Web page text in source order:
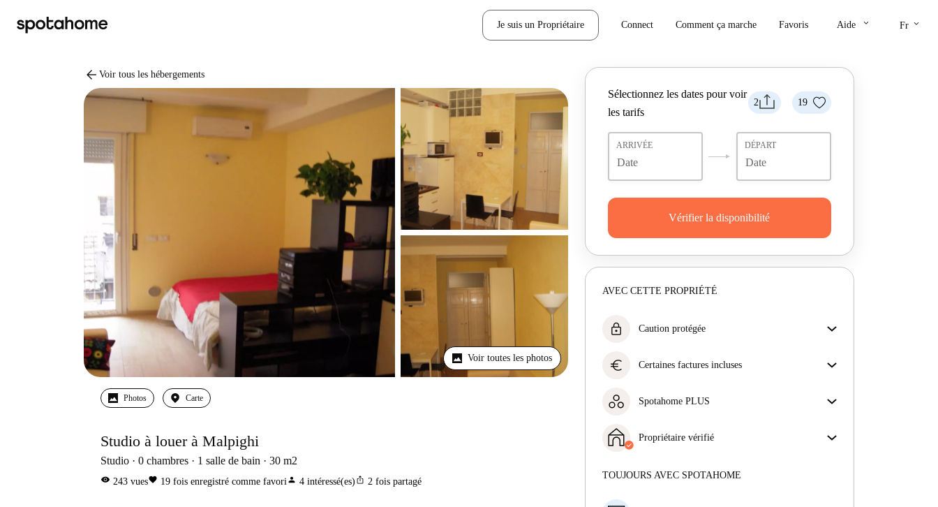
Je suis un Propriétaire Connect Comment ça marche Favoris Aide keyboard_arrow_down Fr keyboard_arrow_down
arrow_back Voir tous les hébergements
Voir toutes les photos
Photos Carte
Studio à louer à Malpighi
Studio 0 chambres 1 salle de bain 30 m2
visibility 243 vuesfavorite 19 fois enregistré comme favoriperson 4 intéressé(es) ios_share 2 fois partagé
2 19
Sélectionnez les dates pour voir
les tarifs
ARRIVÉE DÉPART
Vérifier la disponibilité
AVEC CETTE PROPRIÉTÉ
lock Caution protégée
propriétaire ne procède pas au remboursement de
Plus d'informations
euro Certaines factures incluses
Consulte la description de l'annonce pour voir
Spotahome PLUS
pour nos locataires en offrant l'accès aux normes de
sécurité les plus élevées et un soutien supplémentaire
Propriétaire vérifié
Plus d'informations sur ce propriétaire
TOUJOURS AVEC SPOTAHOME